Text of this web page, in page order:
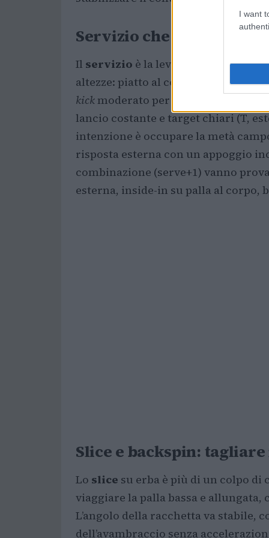
I want
Servizio che comanda:
Il servizio è la leva strategica su
altezze: piatto al corpo per togliere
kick moderato per alzare la risposta
lancio costante e target chiari (T,
intenzione è occupare la metà
risposta esterna con un appoggio
combinazione (serve+1) vanno
esterna, inside-in su palla al corpo,
Slice e backspin:
Lo slice su erba è più di un colpo
viaggiare la palla bassa e
L’angolo della racchetta va stabile,
dell’avambraccio senza